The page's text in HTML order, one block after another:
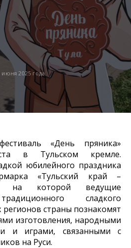
июня 2025 года
«День пряника»
в Тульском кремле.
юбилейного праздника
«Тульский край –
на которой ведущие
сладкого
регионов страны познакомят
изготовления, народными
и играми, связанными с
на Руси.